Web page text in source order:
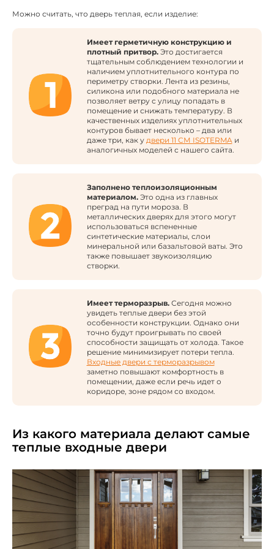
Можно считать, что дверь теплая, если изделие:
Имеет герметичную конструкцию и
плотный притвор.Это достигается
тщательным соблюдением технологии и
наличием уплотнительного контура по
периметру створки. Лента из резины,
силикона или подобного материала не
позволяет ветру с улицу попадать в
помещение и снижать температуру. В
качественных изделиях уплотнительных
контуров бывает несколько – два или
даже три, как у двери 11 СМ ISOTERMA и
аналогичных моделей с нашего сайта.
Заполнено теплоизоляционным
материалом.Это одна из главных
преград на пути мороза. В
металлических дверях для этого могут
использоваться вспененные
синтетические материалы, слои
минеральной или базальтовой ваты. Это
также повышает звукоизоляцию
створки.
Имеет терморазрыв.Сегодня можно
увидеть теплые двери без этой
особенности конструкции. Однако они
точно будут проигрывать по своей
способности защищать от холода. Такое
решение минимизирует потери тепла.
Входные двери с терморазрывом
заметно повышают комфортность в
помещении, даже если речь идет о
коридоре, зоне рядом со входом.
Из какого материала делают самые
теплые входные двери